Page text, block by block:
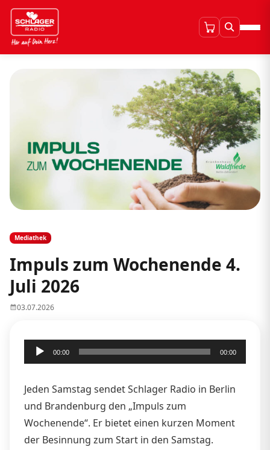
Mediathek
Impuls zum Wochenende 4.
Juli 2026
03.07.2026
Audio-
Player
00:00 00:00
Jeden Samstag sendet Schlager Radio in Berlin
und Brandenburg den „Impuls zum
Wochenende“. Er bietet einen kurzen Moment
der Besinnung zum Start in den Samstag.